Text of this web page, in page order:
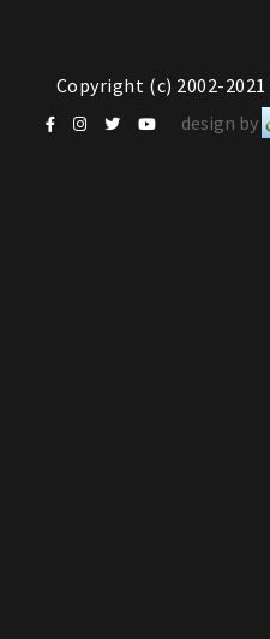
Copyright (c) 2002-2021
design by